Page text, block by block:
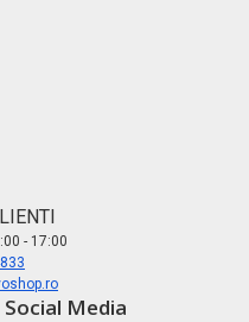
- 17:00
Media